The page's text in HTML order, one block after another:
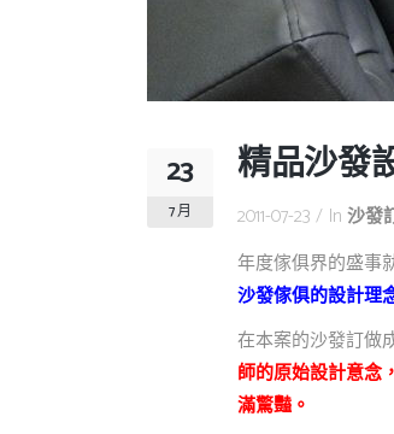
23
7 月
精品沙發
2011-07-23 In 沙發
年度傢俱界的盛事
沙發傢俱的設計理
在本案的沙發訂做
師的原始設計意念
滿驚豔。